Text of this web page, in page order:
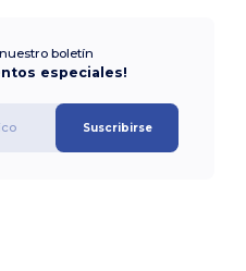
boletín
especiales!
Suscribirse